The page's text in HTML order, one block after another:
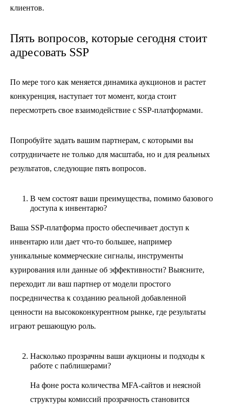
клиентов.
Пять вопросов, которые сегодня стоит
адресовать SSP
По мере того как меняется динамика аукционов и растет
конкуренция, наступает тот момент, когда стоит
пересмотреть свое взаимодействие с SSP-платформами.
Попробуйте задать вашим партнерам, с которыми вы
сотрудничаете не только для масштаба, но и для реальных
результатов, следующие пять вопросов.
В чем состоят ваши преимущества, помимо базового
доступа к инвентарю?
Ваша SSP-платформа просто обеспечивает доступ к
инвентарю или дает что-то большее, например
уникальные коммерческие сигналы, инструменты
курирования или данные об эффективности? Выясните,
переходит ли ваш партнер от модели простого
посредничества к созданию реальной добавленной
ценности на высококонкурентном рынке, где результаты
играют решающую роль.
Насколько прозрачны ваши аукционы и подходы к
работе с паблишерами?
На фоне роста количества MFA-сайтов и неясной
структуры комиссий прозрачность становится